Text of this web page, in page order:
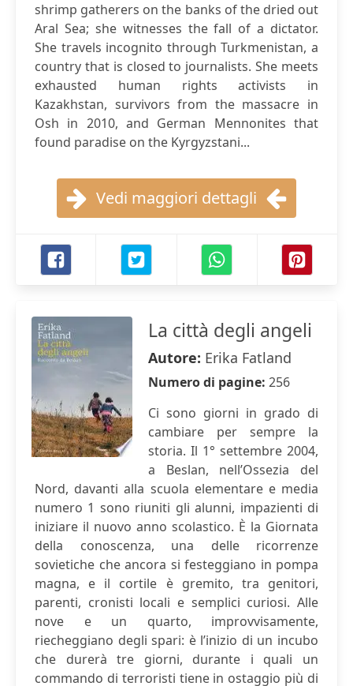
shrimp gatherers on the banks of the dried out
Aral Sea; she witnesses the fall of a dictator.
She travels incognito through Turkmenistan, a
country that is closed to journalists. She meets
exhausted human rights activists in
Kazakhstan, survivors from the massacre in
Osh in 2010, and German Mennonites that
found paradise on the Kyrgyzstani...
Vedi maggiori dettagli
La città degli angeli
Autore: Erika Fatland
Numero di pagine: 256
Ci sono giorni in grado di
cambiare per sempre la
storia. Il 1° settembre 2004,
a Beslan, nell’Ossezia del
Nord, davanti alla scuola elementare e media
numero 1 sono riuniti gli alunni, impazienti di
iniziare il nuovo anno scolastico. È la Giornata
della conoscenza, una delle ricorrenze
sovietiche che ancora si festeggiano in pompa
magna, e il cortile è gremito, tra genitori,
parenti, cronisti locali e semplici curiosi. Alle
nove e un quarto, improvvisamente,
riecheggiano degli spari: è l’inizio di un incubo
che durerà tre giorni, durante i quali un
commando di terroristi tiene in ostaggio più di